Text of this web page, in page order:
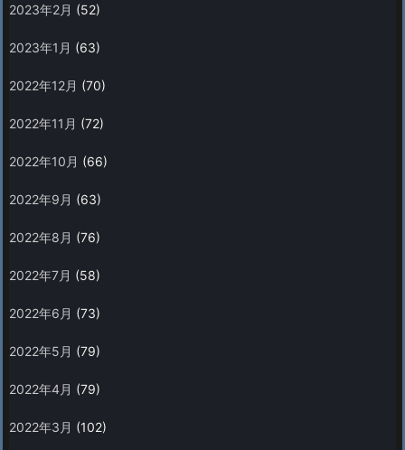
2023年2月 (52)
2023年1月 (63)
2022年12月 (70)
2022年11月 (72)
2022年10月 (66)
2022年9月 (63)
2022年8月 (76)
2022年7月 (58)
2022年6月 (73)
2022年5月 (79)
2022年4月 (79)
2022年3月 (102)